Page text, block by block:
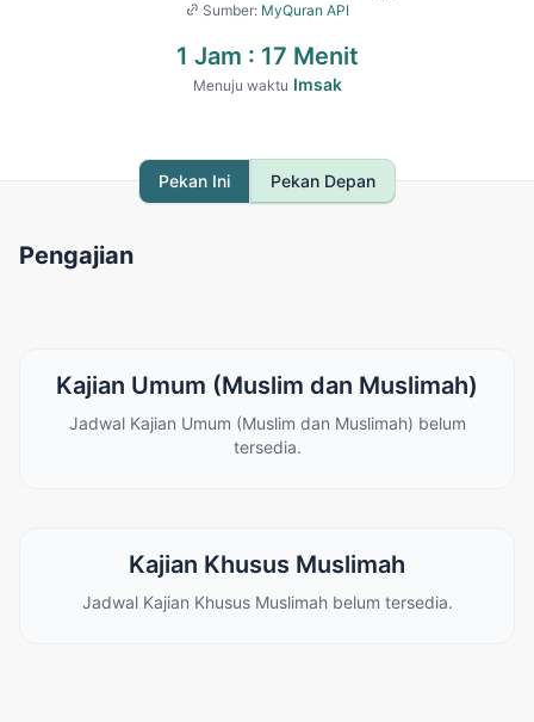
 Sumber: MyQuran API
1 Jam : 17 Menit
Menuju waktu Imsak
Pekan Ini Pekan Depan
Pengajian
Kajian Umum (Muslim dan Muslimah)
Jadwal Kajian Umum (Muslim dan Muslimah) belum
tersedia.
Kajian Khusus Muslimah
Jadwal Kajian Khusus Muslimah belum tersedia.